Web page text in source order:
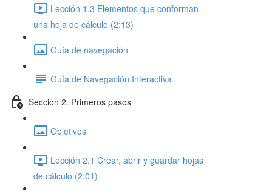
Lección 1.3 Elementos que conforman
una hoja de cálculo (2:13)
Guía de navegación
Guía de Navegación Interactiva
Sección 2. Primeros pasos
Objetivos
Lección 2.1 Crear, abrir y guardar hojas
de cálculo (2:01)